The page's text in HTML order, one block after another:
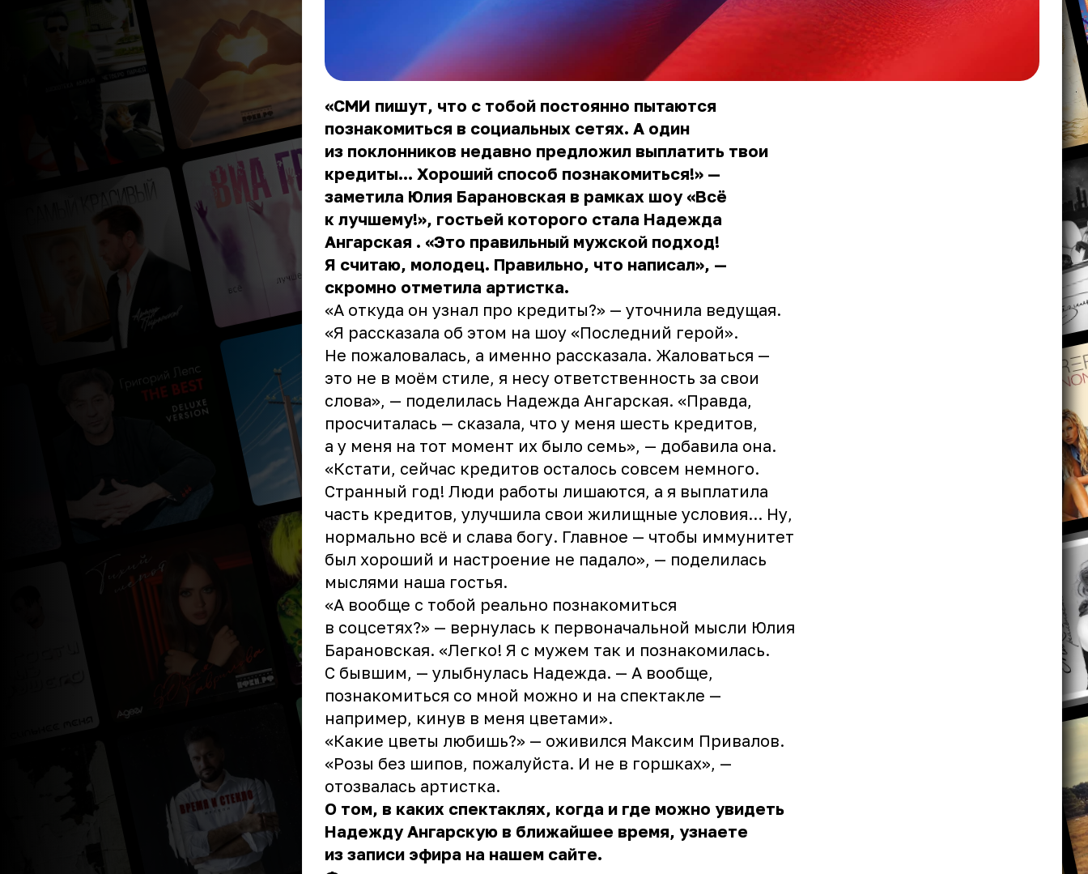
«СМИ пишут, что с тобой постоянно пытаются
познакомиться в социальных сетях. А один
из поклонников недавно предложил выплатить твои
кредиты... Хороший способ познакомиться!» —
заметила Юлия Барановская в рамках шоу «Всё
к лучшему!», гостьей которого стала Надежда
Ангарская . «Это правильный мужской подход!
Я считаю, молодец. Правильно, что написал», —
скромно отметила артистка.
«А откуда он узнал про кредиты?» — уточнила ведущая.
«Я рассказала об этом на шоу «Последний герой».
Не пожаловалась, а именно рассказала. Жаловаться —
это не в моём стиле, я несу ответственность за свои
слова», — поделилась Надежда Ангарская. «Правда,
просчиталась — сказала, что у меня шесть кредитов,
а у меня на тот момент их было семь», — добавила она.
«Кстати, сейчас кредитов осталось совсем немного.
Странный год! Люди работы лишаются, а я выплатила
часть кредитов, улучшила свои жилищные условия... Ну,
нормально всё и слава богу. Главное — чтобы иммунитет
был хороший и настроение не падало», — поделилась
мыслями наша гостья.
«А вообще с тобой реально познакомиться
в соцсетях?» — вернулась к первоначальной мысли Юлия
Барановская. «Легко! Я с мужем так и познакомилась.
С бывшим, — улыбнулась Надежда. — А вообще,
познакомиться со мной можно и на спектакле —
например, кинув в меня цветами».
«Какие цветы любишь?» — оживился Максим Привалов.
«Розы без шипов, пожалуйста. И не в горшках», —
отозвалась артистка.
О том, в каких спектаклях, когда и где можно увидеть
Надежду Ангарскую в ближайшее время, узнаете
из записи эфира на нашем сайте.